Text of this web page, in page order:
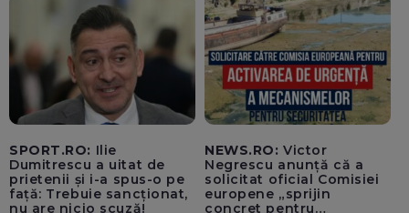
SPORT.RO: Ilie
Dumitrescu a uitat de
prietenii și i-a spus-o pe
față: Trebuie sancționat,
nu are nicio scuză!
NEWS.RO: Victor
Negrescu anunță că a
solicitat oficial Comisiei
europene „sprijin
concret pentru